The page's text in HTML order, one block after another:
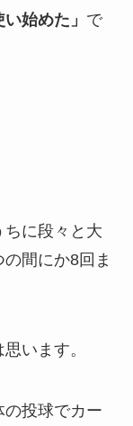
い始めた 」 で
に段々と大
間にか8回ま
います。
投球でカー